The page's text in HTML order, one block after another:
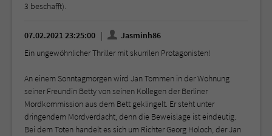
3 beschafft).
07.02.2021 23:25:00
Jasminh86
Ein ungewöhnlicher Thriller mit skurrilen Protagonisten!
An einem Sonntagmorgen wird Jan Tommen in der Wohnung
seiner Freundin Betty von seinen Kollegen der Berliner
Mordkommission aus dem Bett geklingelt. Er steht unter
dringendem Mordverdacht, denn die Beweislage ist eindeutig.
Bei dem Toten handelt es sich um Richter Georg Holoch, der Jan